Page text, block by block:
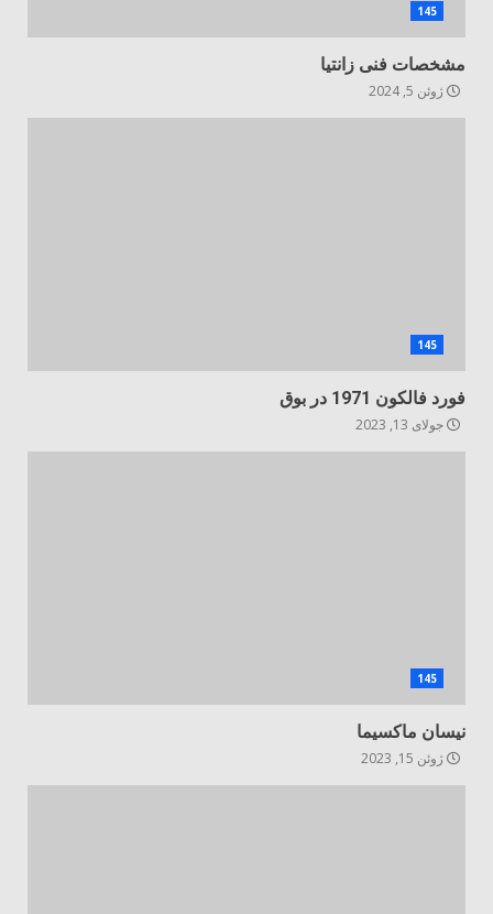
145
مشخصات فنی زانتیا
ژوئن 5, 2024
145
فورد فالکون 1971 در بوق
جولای 13, 2023
145
نیسان ماکسیما
ژوئن 15, 2023